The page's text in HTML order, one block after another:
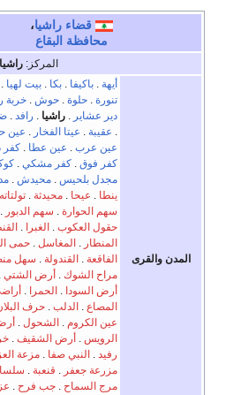
قضاء راشيا،
محافظة البقاع
المركز:راشيا
المدن والقرى
أيهة .باكيفا .بكا .بيت لهيا .
تنورة .حلوة .حوش .خربة
دير عشاير .راشيا . رافد .
. عقيبة . عيتا الفخار . عين
عين عرب . عين عطا .كفر
كفر فوق .كفر مشكي .
مجدل بلحيس .محيدش .
ينطا . عيحا .محيدثة .تولتاته
سهم الحوارة . سهم الدبور .
حقول العكوب . الغبرا .
المنطار . المغاسل .حمى
الفاقعة . القندولة . سهل
مراح الشوك . أرض الشتي .
أرض السودا . الحمرا .
المصاع . الدلب .حرف
عين الكروم . الشحول .
الرويس . أرض الشقيف .
رفيد . النبي صفا .مزعة
مزرعة جعفر . قنعبة .
مرج السماح .جب فرح .